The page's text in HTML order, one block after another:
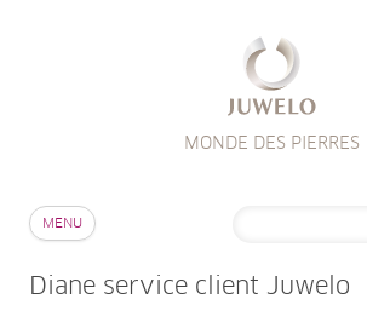
MONDE DES PIERRES
MENU
Diane service client Juwelo